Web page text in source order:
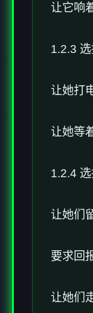
让它响
1.2.3
让她打
让她等
1.2.4
让她们
要求回
让她们